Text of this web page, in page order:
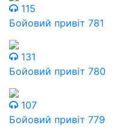
115
Бойовий привіт 781
131
Бойовий привіт 780
107
Бойовий привіт 779